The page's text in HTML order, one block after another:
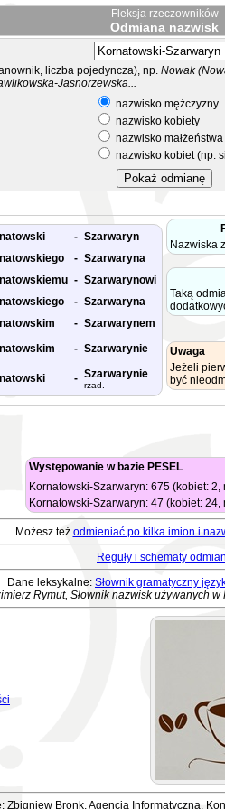
Fleksja rzeczowników
Odmiana nazwisk
liczba pojedyncza), np. Nowak
Jasnorzewska...
nazwisko mężczyzny
nazwisko kobiety
nazwisko
nazwisko kobiet (np.
- Szarwaryn
- Szarwaryna
- Szarwarynowi
- Szarwaryna
- Szarwarynem
- Szarwarynie
- Szarwarynie
rzad.
Nazwiska
Taką
Uwaga
Jeżeli
być
Występowanie w bazie PESEL
Kornatowski-Szarwaryn: 675 (kobiet: 2,
Kornatowski-Szarwaryn: 47 (kobiet: 24,
Możesz też odmieniać po kilka imion i
Reguły i schematy
Dane leksykalne: Słownik gramatyczny
Rymut, Słownik nazwisk używanych
Zbigniew Bronk, Agencja Informatyczna.